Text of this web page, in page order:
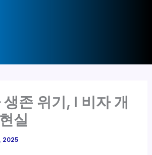
존 위기, I 비자 개
실
2025